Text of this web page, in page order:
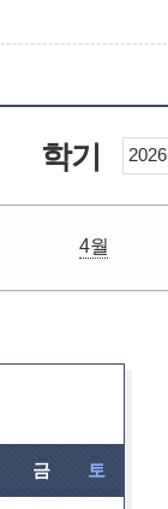
학기
4월
금 토